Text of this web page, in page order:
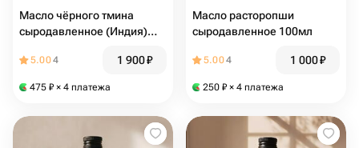
Масло чёрного тмина
сыродавленное (Индия)
5.004 1 900₽
475 ₽ × 4 платежа
Масло расторопши
сыродавленное 100мл
5.004 1 000₽
250 ₽ × 4 платежа